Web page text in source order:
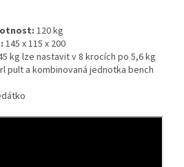
120 kg
145 x 115 x 200
kg lze nastavit v 8 krocích po 5,6 kg
pult a kombinovaná jednotka bench